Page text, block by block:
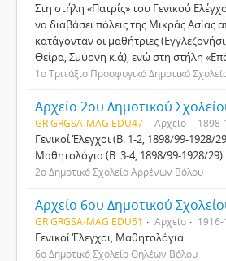
Στη στήλη «Πατρίς» του Γενικού
να διαβάσει πόλεις της Μικράς Ασίας
κατάγονταν οι μαθήτριες
Θείρα, Σμύρνη κ.ά), ενώ στη στήλη
1ο Τριτάξιο Προσφυγικό Δημοτικό
GR GRGSA-MAG EDU47 Αρχείο 1898-
Γενικοί Έλεγχοι (Β. 1-2, 1898/99-1928/
Μαθητολόγια (Β. 3-4, 1898/99-1928/29)
2ο Δημοτικό Σχολείο Αρρένων Βόλου
GR GRGSA-MAG EDU61 Αρχείο 1916-
Γενικοί Έλεγχοι, Μαθητολόγια
6ο Δημοτικό Σχολείο Θηλέων Βόλου